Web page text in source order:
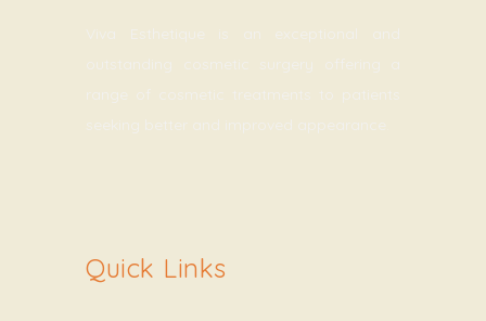
Viva Esthetique is an exceptional and
outstanding cosmetic surgery offering a
range of cosmetic treatments to patients
seeking better and improved appearance.
Quick Links